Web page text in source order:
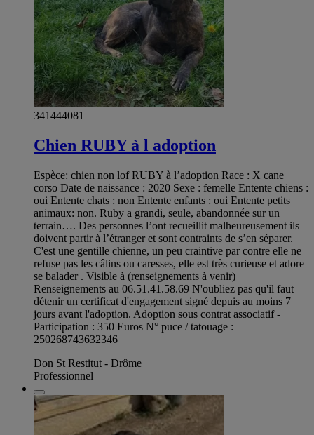
341444081
Chien RUBY à l adoption
Espèce: chien non lof RUBY à l’adoption Race : X cane
corso Date de naissance : 2020 Sexe : femelle Entente chiens :
oui Entente chats : non Entente enfants : oui Entente petits
animaux: non. Ruby a grandi, seule, abandonnée sur un
terrain…. Des personnes l’ont recueillit malheureusement ils
doivent partir à l’étranger et sont contraints de s’en séparer.
C'est une gentille chienne, un peu craintive par contre elle ne
refuse pas les câlins ou caresses, elle est très curieuse et adore
se balader . Visible à (renseignements à venir)
Renseignements au 06.51.41.58.69 N'oubliez pas qu'il faut
détenir un certificat d'engagement signé depuis au moins 7
jours avant l'adoption. Adoption sous contrat associatif -
Participation : 350 Euros N° puce / tatouage :
250268743632346
Don St Restitut - Drôme
Professionnel